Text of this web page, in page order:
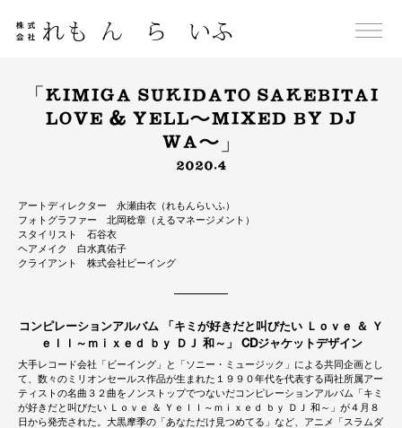
content
「KIMIGA SUKIDATO SAKEBITAI
LOVE & YELL〜MIXED BY DJ
WA〜」
2020.4
アートディレクター 永瀬由衣（れもんらいふ）
フォトグラファー 北岡稔章（えるマネージメント）
スタイリスト 石谷衣
ヘアメイク 白水真佑子
クライアント 株式会社ビーイング
コンピレーションアルバム 「キミが好きだと叫びたい Ｌｏｖｅ ＆ Ｙ
ｅｌｌ～ｍｉｘｅｄ ｂｙ ＤＪ 和～」 CDジャケットデザイン
大手レコード会社「ビーイング」と「ソニー・ミュージック」による共同企画とし
て、数々のミリオンセールス作品が生まれた１９９０年代を代表する両社所属アー
ティストの名曲３２曲をノンストップでつないだコンピレーションアルバム「キミ
が好きだと叫びたい Ｌｏｖｅ ＆ Ｙｅｌｌ～ｍｉｘｅｄ ｂｙ ＤＪ 和～」が４月８
日から発売された。大黒摩季の「あなただけ見つめてる」など、アニメ「スラムダ